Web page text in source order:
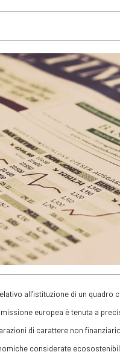
all’istituzione di un quadro
europea è tenuta a
di carattere non
considerate